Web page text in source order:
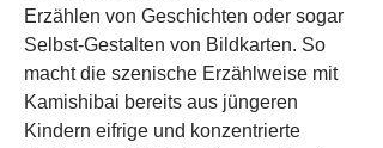
Erzählen von Geschichten oder sogar
Selbst-Gestalten von Bildkarten. So
macht die szenische Erzählweise mit
Kamishibai bereits aus jüngeren
Kindern eifrige und konzentrierte